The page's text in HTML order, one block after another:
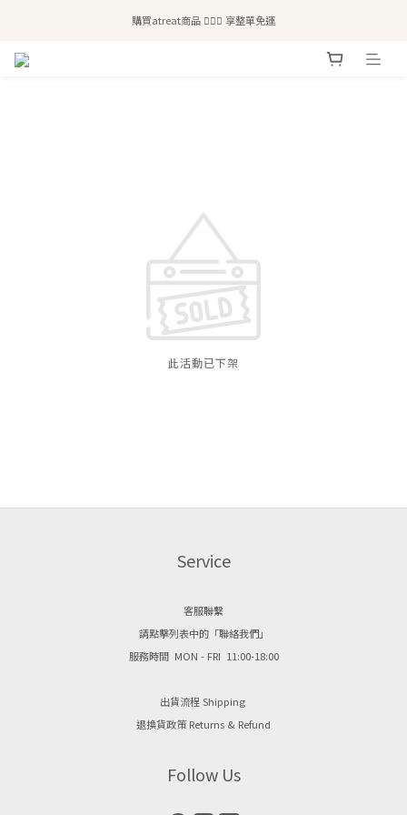
全站滿$2,500免運｜6/30前 含新品滿$1,300超取免運
購買atreat商品 💆🏻‍♀️ 享整單免運
此活動已下架
Service
客服聯繫
請點擊列表中的「聯絡我們」
服務時間 MON - FRI 11:00-18:00
出貨流程 Shipping
退換貨政策 Returns & Refund
Follow Us